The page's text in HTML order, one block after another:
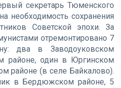
секретарь Тюменского
необходимость сохранения
Советской эпохи. За
отремонтировано 7
два в Заводоуковском
районе, один в Юргинском
районе (в селе Байкалово).
в Бердюжском районе, 5